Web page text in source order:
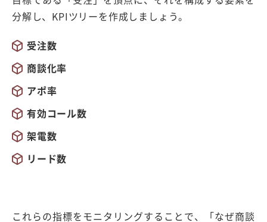
分解し、 KPIツリーを作成しましょう。
受注数
商談化率
アポ率
有効コール数
架電数
リード数
これらの指標をモニタリングすることで、「なぜ商談